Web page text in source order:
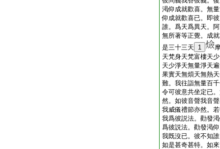
渇仰成就歡喜。無
仰成就歡喜已。即
誰。爲天爲異天。
無所著等正覺。成
是三十三天
1
天梵身天梵富樓天
天少淨天無量淨天
果實天無煩天無熱
難。我往詣無量百
令可彼意共坐定已
然。如彼音聲我音
我威儀禮節亦然。
我爲彼説法。勸發
爲彼説法。勸發渇
我既沒已。彼不知
如是甚奇甚特。如